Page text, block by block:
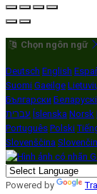
Chọn ngôn ngữ
Deutsch English
Suomi Gaeilge
Български Беларускі
עברית Íslenska Norsk
Português Polski
Slovenščina
Powered by